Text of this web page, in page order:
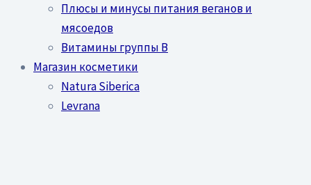
Плюсы и минусы питания веганов и
мясоедов
Витамины группы В
Магазин косметики
Natura Siberica
Levrana